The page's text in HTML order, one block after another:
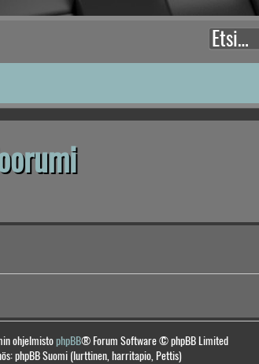
ohjelmistophpBB® Forum Software © phpBB Limited
phpBB Suomi (lurttinen, harritapio, Pettis)